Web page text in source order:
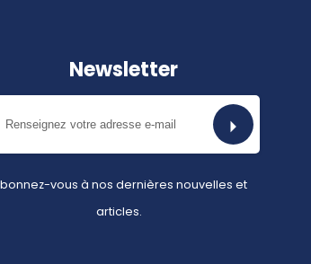
Newsletter
vous à nos dernières nouvelles et
articles.